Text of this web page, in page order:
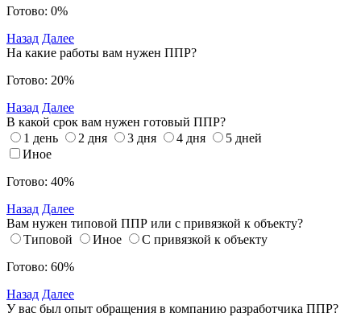
Готово: 0%
Назад Далее
На какие работы вам нужен ППР?
Готово: 20%
Назад Далее
В какой срок вам нужен готовый ППР?
1 день
2 дня 3 дня 4 дня
5 дней
Иное
Готово: 40%
Назад Далее
Вам нужен типовой ППР или с привязкой к объекту?
Типовой
Иное
С привязкой к объекту
Готово: 60%
Назад Далее
У вас был опыт обращения в компанию разработчика ППР?